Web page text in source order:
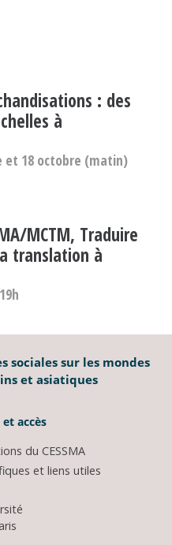
: des
à
et 18 octobre (matin)
MCTM, Traduire
translation à
sociales sur les mondes
et asiatiques
accès
du CESSMA
et liens utiles